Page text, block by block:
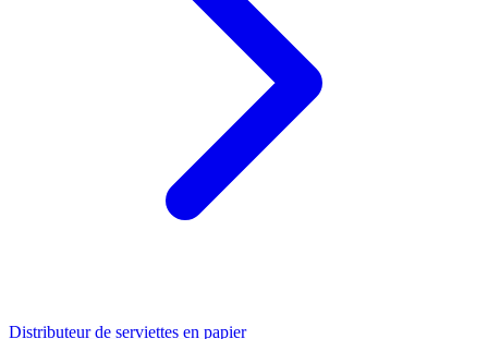
Distributeur de serviettes en papier